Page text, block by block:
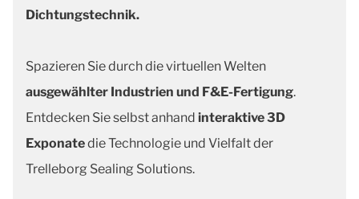
Dichtungstechnik.
Spazieren Sie durch die virtuellen Welten
ausgewählter Industrien und F&E-Fertigung.
Entdecken Sie selbst anhand interaktive 3D
Exponatedie Technologie und Vielfalt der
Trelleborg Sealing Solutions.